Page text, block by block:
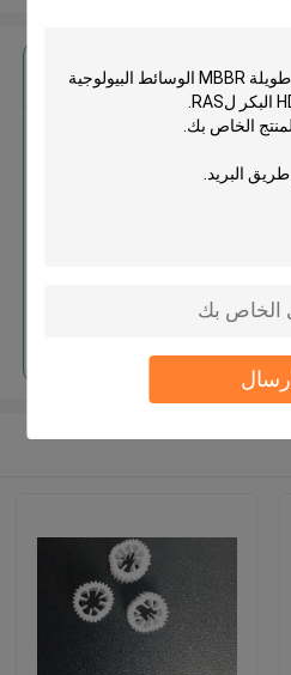
افضل سعر ل
مع اللون الأبيض ومادة